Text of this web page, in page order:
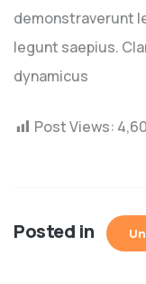
demonstraverunt
legunt saepius.
dynamicus
Post Views:
Posted in